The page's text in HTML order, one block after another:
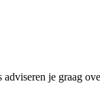
adviseren je graag